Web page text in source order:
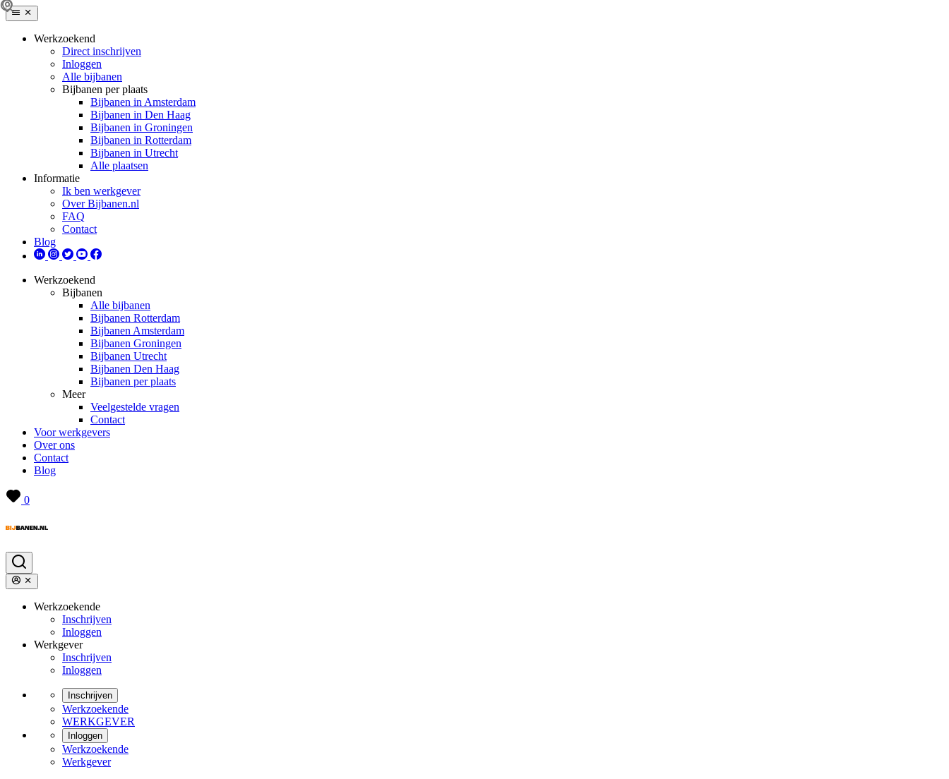
Werkzoekend
Direct inschrijven
Inloggen
Alle bijbanen
Bijbanen per plaats
Bijbanen in Amsterdam
Bijbanen in Den Haag
Bijbanen in Groningen
Bijbanen in Rotterdam
Bijbanen in Utrecht
Alle plaatsen
Informatie
Ik ben werkgever
Over Bijbanen.nl
FAQ
Contact
Blog
Werkzoekend
Bijbanen
Alle bijbanen
Bijbanen Rotterdam
Bijbanen Amsterdam
Bijbanen Groningen
Bijbanen Utrecht
Bijbanen Den Haag
Bijbanen per plaats
Meer
Veelgestelde vragen
Contact
Voor werkgevers
Over ons
Contact
Blog
0
Werkzoekende
Inschrijven
Inloggen
Werkgever
Inschrijven
Inloggen
Inschrijven
Werkzoekende
WERKGEVER
Inloggen
Werkzoekende
Werkgever